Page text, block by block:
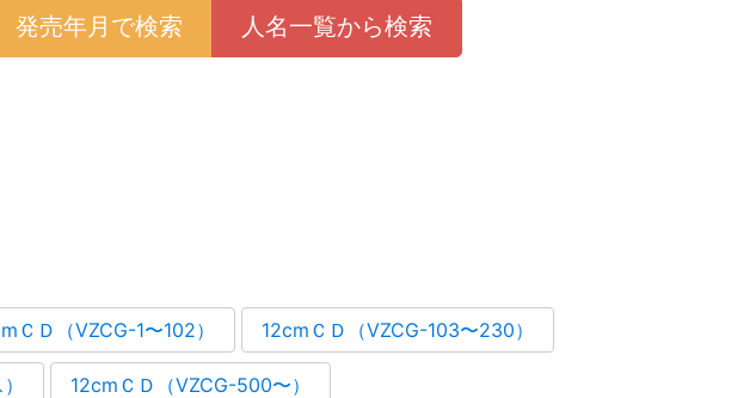
発売年月で検索 人名一覧から検索
ＣＤ（VZCG-1〜102） 12cmＣＤ（VZCG-103〜230）
12cmＣＤ（VZCG-500〜）